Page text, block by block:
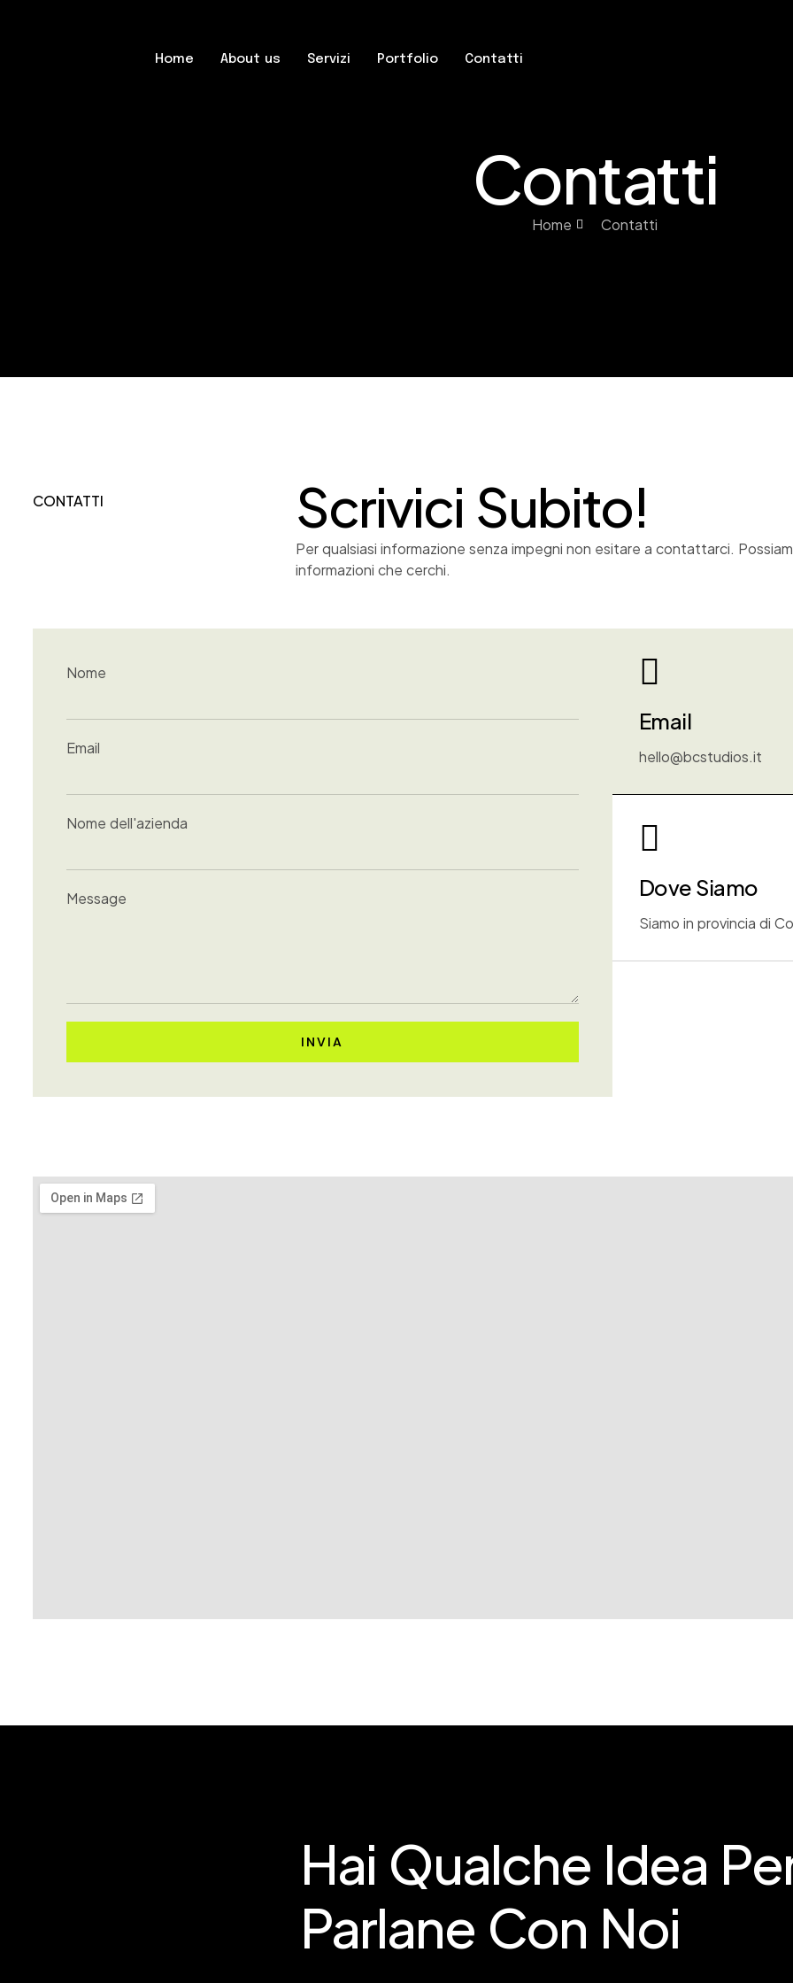
Home About us Servizi Portfolio Contatti
Contatti
Home Contatti
CONTATTI Scrivici Subito!
Per qualsiasi informazione senza impegni non esitare a contattarci.
informazioni che cerchi.
Nome
Email
Nome dell'azienda
Message
INVIA
Email
hello@bcstudios.it
Dove Siamo
Siamo in provincia di
Hai Qualche Idea
Parlane Con Noi